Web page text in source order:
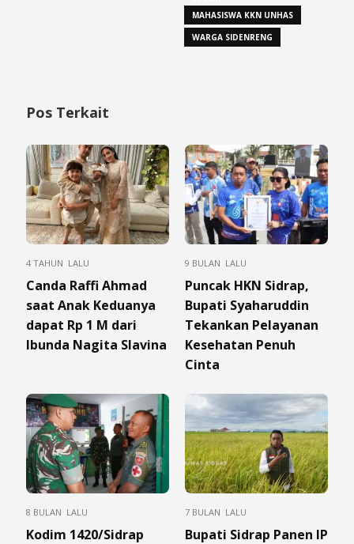
MAHASISWA KKN UNHAS
WARGA SIDENRENG
Pos Terkait
4 TAHUN LALU
Canda Raffi Ahmad
saat Anak Keduanya
dapat Rp 1 M dari
Ibunda Nagita Slavina
9 BULAN LALU
Puncak HKN Sidrap,
Bupati Syaharuddin
Tekankan Pelayanan
Kesehatan Penuh
Cinta
8 BULAN LALU
Kodim 1420/Sidrap
7 BULAN LALU
Bupati Sidrap Panen IP